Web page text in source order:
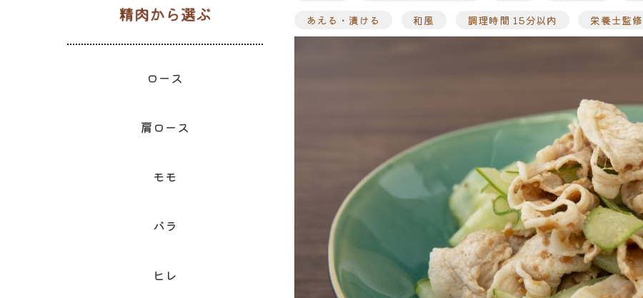
ロース 肩ロース こま切れ
・ひき肉
ベーコン 惣菜・レトルト
ギフト一覧 精肉のギフト
のギフト
加工品の
ギフト
あえる・漬ける
和風 調理時間 15分以内 栄養士監修
ロース
肩ロース
モモ
バラ
ヒレ